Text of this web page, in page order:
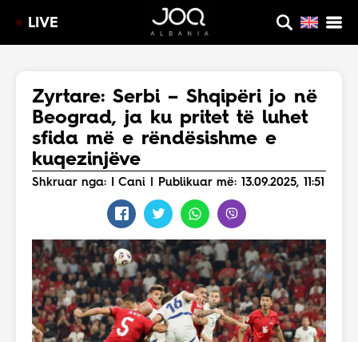
LIVE
Zyrtare: Serbi – Shqipëri jo në
Beograd, ja ku pritet të luhet
sfida më e rëndësishme e
kuqezinjëve
Shkruar nga: I Cani | Publikuar më: 13.09.2025, 11:51